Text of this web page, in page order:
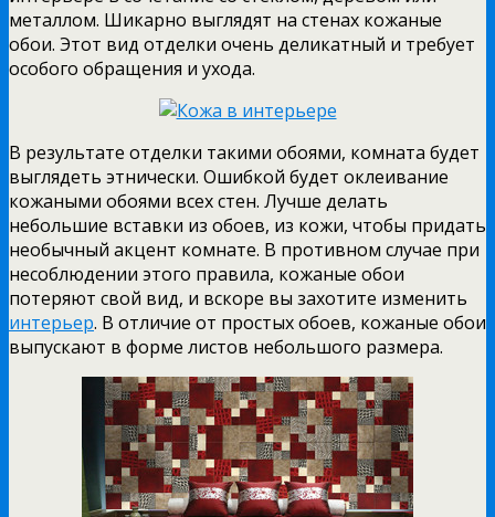
металлом. Шикарно выглядят на стенах кожаные
обои. Этот вид отделки очень деликатный и требует
особого обращения и ухода.
В результате отделки такими обоями, комната будет
выглядеть этнически. Ошибкой будет оклеивание
кожаными обоями всех стен. Лучше делать
небольшие вставки из обоев, из кожи, чтобы придать
необычный акцент комнате. В противном случае при
несоблюдении этого правила, кожаные обои
потеряют свой вид, и вскоре вы захотите изменить
интерьер. В отличие от простых обоев, кожаные обои
выпускают в форме листов небольшого размера.